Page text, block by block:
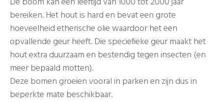
bereiken. Het hout is hard en bevat een grote
hoeveelheid etherische olie waardoor het een
opvallende geur heeft. Die speciefieke geur maakt het
hout extra duurzaam en bestendig tegen insecten (en
meer bepaald motten).
Deze bomen groeien vooral in parken en zijn dus in
beperkte mate beschikbaar.